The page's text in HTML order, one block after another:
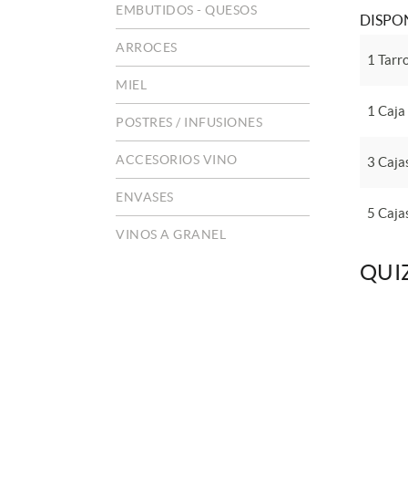
EMBUTIDOS - QUESOS
ARROCES
MIEL
POSTRES / INFUSIONES
ACCESORIOS VINO
ENVASES
VINOS A GRANEL
1
1
3
5